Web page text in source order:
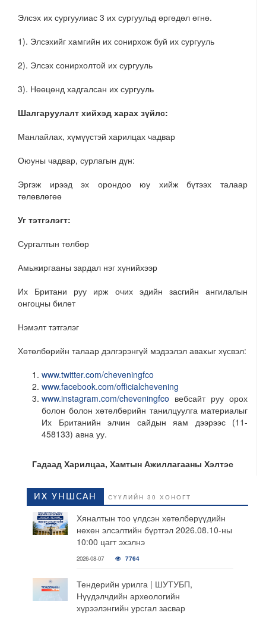
Элсэх их сургуулиас 3 их сургуульд өргөдөл өгнө.
1). Элсэхийг хамгийн их сонирхож буй их сургууль
2). Элсэх сонирхолтой их сургууль
3). Нөөцөнд хадгалсан их сургууль
Шалгаруулалт хийхэд харах зүйлс:
Манлайлах, хүмүүстэй харилцах чадвар
Оюуны чадвар, сурлагын дүн:
Эргэж ирээд эх орондоо юу хийж бүтээх талаар
төлөвлөгөө
Уг тэтгэлэгт:
Сургалтын төлбөр
Амьжиргааны зардал нэг хүнийхээр
Их Британи руу ирж очих эдийн засгийн ангилалын
онгоцны билет
Нэмэлт тэтгэлэг
Хөтөлбөрийн талаар дэлгэрэнгүй мэдээлэл авахыг хүсвэл:
www.twitter.com/cheveningfco
www.facebook.com/officialchevening
www.instagram.com/cheveningfco вебсайт руу орох
болон болон хөтөлбөрийн танилцуулга материалыг
Их Британийн элчин сайдын яам дээрээс (11-
458133) авна уу.
Гадаад Харилцаа, Хамтын Ажиллагааны Хэлтэс
ИХ УНШСАН СҮҮЛИЙН 30 ХОНОГТ
Хяналтын тоо үлдсэн хөтөлбөрүүдийн
нөхөн элсэлтийн бүртгэл 2026.08.10-ны
10:00 цагт эхэлнэ
2026-08-07 7764
Тендерийн урилга | ШУТУБП,
Нүүдэлчдийн археологийн
хүрээлэнгийн урсгал засвар